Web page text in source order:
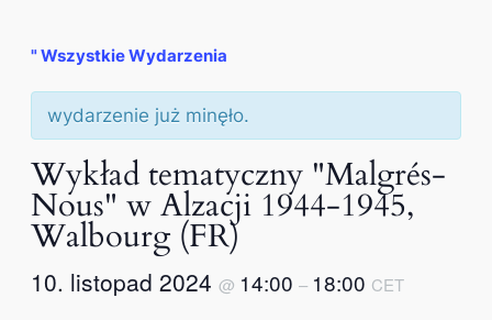
" Wszystkie Wydarzenia
wydarzenie już minęło.
Wykład tematyczny "Malgrés-
Nous" w Alzacji 1944-1945,
Walbourg (FR)
10. listopad 2024 @ 14:00 – 18:00 CET